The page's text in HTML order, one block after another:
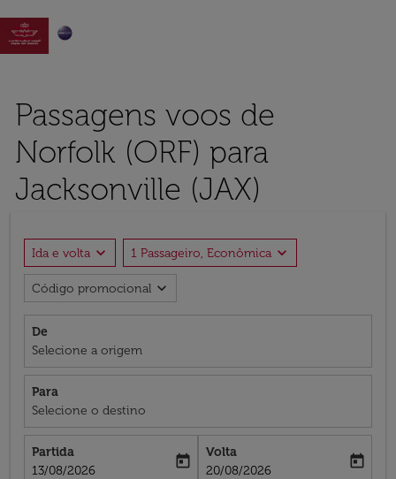

Passagens voos de
Norfolk (ORF) para
Jacksonville (JAX)
Ida e volta expand_more 1 Passageiro, Econômica expand_more
Código promocional expand_more
De
Selecione a origem
Para
Selecione o destino
Partida
fc-booking-departure-date-aria-label
13/08/2026
today
Volta
fc-booking-return-date-aria-label
20/08/2026
today